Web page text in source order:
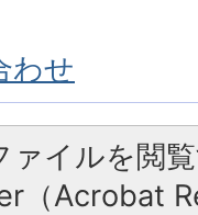
わせ
ァイルを閲
（Acrobat